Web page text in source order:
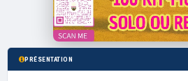
PRÉSENTATION